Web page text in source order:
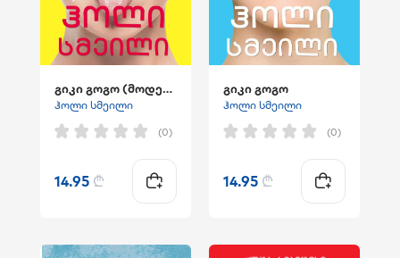
გიკი გოგო (მოდელობისთვის შეუფერებელი)
ჰოლი სმეილი
(0)
14.95 ₾
გიკი გოგო
ჰოლი სმეილი
(0)
14.95 ₾